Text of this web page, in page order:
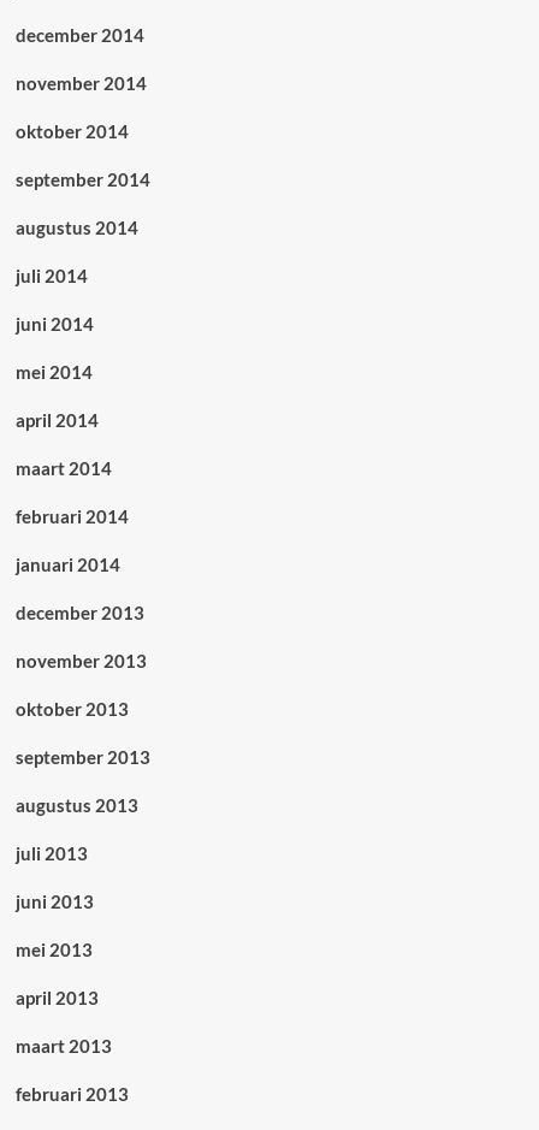
december 2014
november 2014
oktober 2014
september 2014
augustus 2014
juli 2014
juni 2014
mei 2014
april 2014
maart 2014
februari 2014
januari 2014
december 2013
november 2013
oktober 2013
september 2013
augustus 2013
juli 2013
juni 2013
mei 2013
april 2013
maart 2013
februari 2013